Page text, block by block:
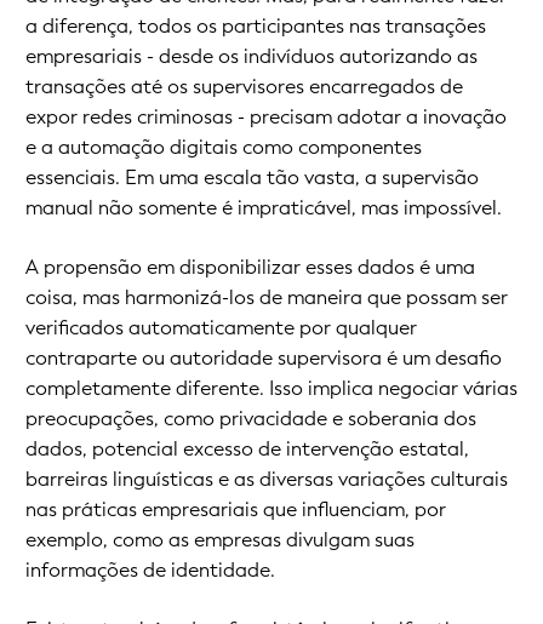
a diferença, todos os participantes nas transações
empresariais - desde os indivíduos autorizando as
transações até os supervisores encarregados de
expor redes criminosas - precisam adotar a inovação
e a automação digitais como componentes
essenciais. Em uma escala tão vasta, a supervisão
manual não somente é impraticável, mas impossível.
A propensão em disponibilizar esses dados é uma
coisa, mas harmonizá-los de maneira que possam ser
verificados automaticamente por qualquer
contraparte ou autoridade supervisora é um desafio
completamente diferente. Isso implica negociar várias
preocupações, como privacidade e soberania dos
dados, potencial excesso de intervenção estatal,
barreiras linguísticas e as diversas variações culturais
nas práticas empresariais que influenciam, por
exemplo, como as empresas divulgam suas
informações de identidade.